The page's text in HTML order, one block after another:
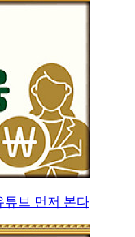
튜브 먼저 본다